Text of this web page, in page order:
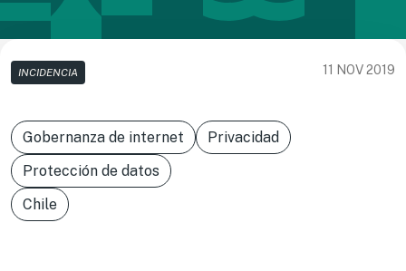
INCIDENCIA 11 NOV 2019
Gobernanza de internet
Privacidad
Protección de datos
Chile